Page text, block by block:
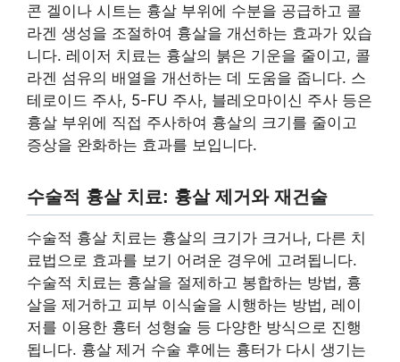
콘 겔이나 시트는 흉살 부위에 수분을 공급하고 콜
라겐 생성을 조절하여 흉살을 개선하는 효과가 있습
니다. 레이저 치료는 흉살의 붉은 기운을 줄이고, 콜
라겐 섬유의 배열을 개선하는 데 도움을 줍니다. 스
테로이드 주사, 5-FU 주사, 블레오마이신 주사 등은
흉살 부위에 직접 주사하여 흉살의 크기를 줄이고
증상을 완화하는 효과를 보입니다.
수술적 흉살 치료: 흉살 제거와 재건술
수술적 흉살 치료는 흉살의 크기가 크거나, 다른 치
료법으로 효과를 보기 어려운 경우에 고려됩니다.
수술적 치료는 흉살을 절제하고 봉합하는 방법, 흉
살을 제거하고 피부 이식술을 시행하는 방법, 레이
저를 이용한 흉터 성형술 등 다양한 방식으로 진행
됩니다. 흉살 제거 수술 후에는 흉터가 다시 생기는